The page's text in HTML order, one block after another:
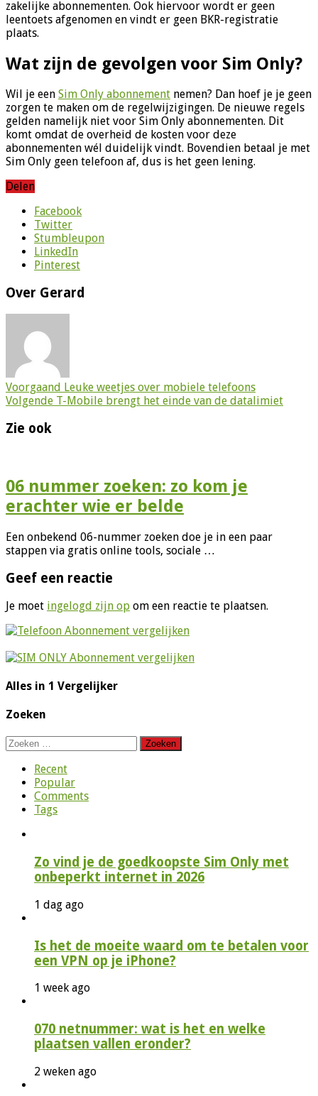
zakelijke abonnementen. Ook hiervoor wordt er geen
leentoets afgenomen en vindt er geen BKR-registratie
plaats.
Wat zijn de gevolgen voor Sim Only?
Wil je een Sim Only abonnement nemen? Dan hoef je je geen
zorgen te maken om de regelwijzigingen. De nieuwe regels
gelden namelijk niet voor Sim Only abonnementen. Dit
komt omdat de overheid de kosten voor deze
abonnementen wél duidelijk vindt. Bovendien betaal je met
Sim Only geen telefoon af, dus is het geen lening.
Delen
Facebook
Twitter
Stumbleupon
LinkedIn
Pinterest
Over Gerard
Voorgaand Leuke weetjes over mobiele telefoons
Volgende T-Mobile brengt het einde van de datalimiet
Zie ook
06 nummer zoeken: zo kom je
erachter wie er belde
Een onbekend 06-nummer zoeken doe je in een paar
stappen via gratis online tools, sociale …
Geef een reactie
Je moet ingelogd zijn op om een reactie te plaatsen.
Alles in 1 Vergelijker
Zoeken
Zoeken
Recent
Popular
Comments
Tags
Zo vind je de goedkoopste Sim Only met
onbeperkt internet in 2026
1 dag ago
Is het de moeite waard om te betalen voor
een VPN op je iPhone?
1 week ago
070 netnummer: wat is het en welke
plaatsen vallen eronder?
2 weken ago